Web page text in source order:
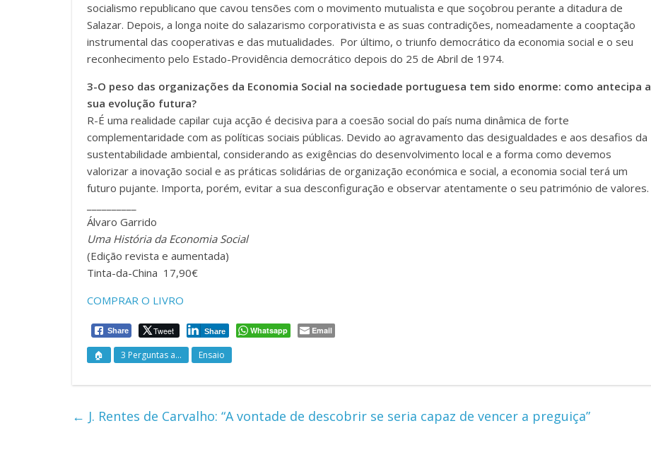
socialismo republicano que cavou tensões com o movimento mutualista e que soçobrou perante a ditadura de
Salazar. Depois, a longa noite do salazarismo corporativista e as suas contradições, nomeadamente a cooptação
instrumental das cooperativas e das mutualidades. Por último, o triunfo democrático da economia social e o seu
reconhecimento pelo Estado-Providência democrático depois do 25 de Abril de 1974.
3-O peso das organizações da Economia Social na sociedade portuguesa tem sido enorme: como antecipa a
sua evolução futura?
R-É uma realidade capilar cuja acção é decisiva para a coesão social do país numa dinâmica de forte
complementaridade com as políticas sociais públicas. Devido ao agravamento das desigualdades e aos desafios da
sustentabilidade ambiental, considerando as exigências do desenvolvimento local e a forma como devemos
valorizar a inovação social e as práticas solidárias de organização económica e social, a economia social terá um
futuro pujante. Importa, porém, evitar a sua desconfiguração e observar atentamente o seu património de valores.
Álvaro Garrido
Uma História da Economia Social
(Edição revista e aumentada)
Tinta-da-China 17,90€
COMPRAR O LIVRO
Share Tweet Share Whatsapp Email
🏠 3 Perguntas a... Ensaio
← J. Rentes de Carvalho: “A vontade de descobrir se seria capaz de vencer a preguiça”